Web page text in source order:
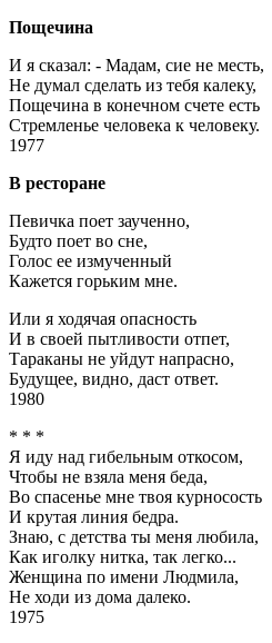
Пощечина
И я сказал: - Мадам, сие не месть,
Не думал сделать из тебя калеку,
Пощечина в конечном счете есть
Стремленье человека к человеку.
1977
В ресторане
Певичка поет заученно,
Будто поет во сне,
Голос ее измученный
Кажется горьким мне.
Или я ходячая опасность
И в своей пытливости отпет,
Тараканы не уйдут напрасно,
Будущее, видно, даст ответ.
1980
* * *
Я иду над гибельным откосом,
Чтобы не взяла меня беда,
Во спасенье мне твоя курносость
И крутая линия бедра.
Знаю, с детства ты меня любила,
Как иголку нитка, так легко...
Женщина по имени Людмила,
Не ходи из дома далеко.
1975